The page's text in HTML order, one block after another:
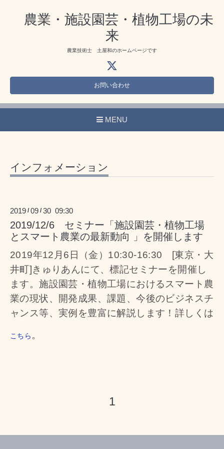
農業・施設園芸・植物工場の未
来
農業技術士 土屋和のホームページです
お問い合わせ
MENU
インフォメーション
2019 /09 /30 09:30
2019/12/6 セミナー「施設園芸・植物工場
とスマート農業の最新動向 」を開催します
2019年12月6日（金）10:30-16:30 [東京・大
井町]きゅりあんにて、標記セミナーを開催し
ます。施設園芸・植物工場におけるスマート農
業の現状、開発成果、課題、今後のビジネスチ
ャンス等、実例を豊富に解説します！詳しくは
こちら 。
1